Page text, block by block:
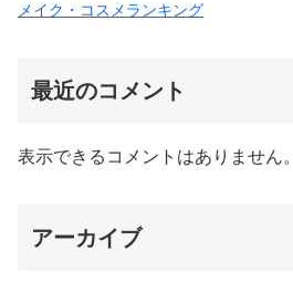
メイク・コスメランキング
最近のコメント
表示できるコメントはありません。
アーカイブ